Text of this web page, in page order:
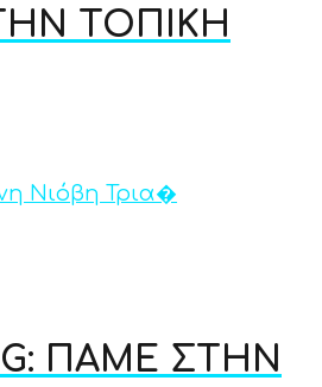
ΤΟΠΙΚΗ
Νιόβη Τρια�
ΠΑΜΕ ΣΤΗΝ